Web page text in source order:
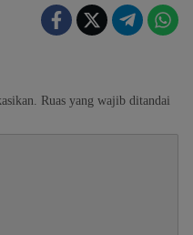
Ruas yang wajib ditandai